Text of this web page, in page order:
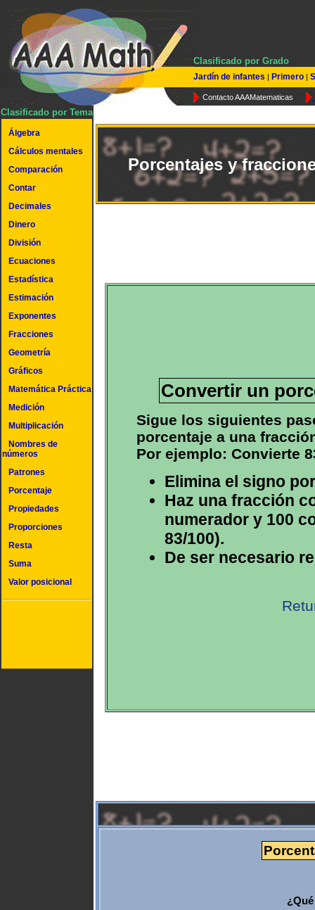
Clasificado por Grado
Jardín de infantes | Primero |
Contacto AAAMatematicas
Clasificado por Tema
Álgebra
Cálculos mentales
Comparación
Contar
Decimales
Dinero
División
Ecuaciones
Estadística
Estimación
Exponentes
Fracciones
Geometría
Gráficos
Matemática Práctica
Medición
Multiplicación
Nombres de
números
Patrones
Porcentaje
Propiedades
Proporciones
Resta
Suma
Valor posicional
Porcentajes y
Convertir un
Sigue los siguientes
porcentaje a una
Por ejemplo: Convierte
Elimina el signo
Haz una fracción
numerador y 100
83/100).
De ser necesario